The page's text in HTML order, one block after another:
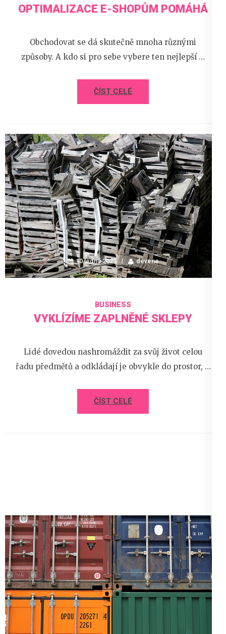
OPTIMALIZACE E-SHOPŮM POMÁHÁ
Obchodovat se dá skutečně mnoha různými
způsoby. A kdo si pro sebe vybere ten nejlepší …
ČÍST CELÉ
10 ledna 2023 devene
BUSINESS
VYKLÍZÍME ZAPLNĚNÉ SKLEPY
Lidé dovedou nashromáždit za svůj život celou
řadu předmětů a odkládají je obvykle do prostor, …
ČÍST CELÉ